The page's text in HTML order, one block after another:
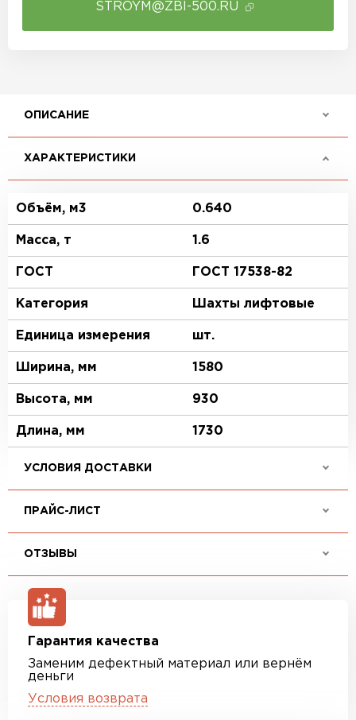
STROYM@ZBI-500.RU
ОПИСАНИЕ
ХАРАКТЕРИСТИКИ
Объём, м3 0.640
Масса, т 1.6
ГОСТ ГОСТ 17538-82
Категория Шахты лифтовые
Единица измерения шт.
Ширина, мм 1580
Высота, мм 930
Длина, мм 1730
УСЛОВИЯ ДОСТАВКИ
ПРАЙС-ЛИСТ
ОТЗЫВЫ
Гарантия качества
Заменим дефектный материал или вернём
деньги
Условия возврата